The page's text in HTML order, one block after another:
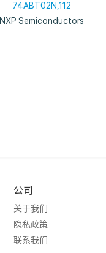
74ABT02N,112
NXP Semiconductors
公司
关于我们
隐私政策
联系我们